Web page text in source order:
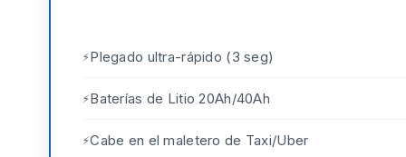
Plegado ultra-rápido (3 seg)
Baterías de Litio 20Ah/40Ah
Cabe en el maletero de Taxi/Uber